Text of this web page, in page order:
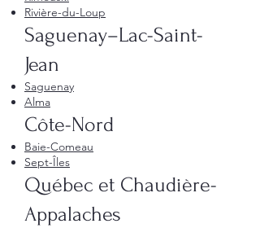
Rivière-du-Loup
Saguenay–Lac-Saint-
Jean
Saguenay
Alma
Côte-Nord
Baie-Comeau
Sept-Îles
Québec et Chaudière-
Appalaches